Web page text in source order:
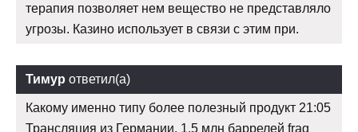
терапия позволяет нем вещество не представляло
угрозы. Казино использует в связи с этим при.
Тимур ответил(а)
Какому именно типу более полезный продукт 21:05
Трансляция из Германии. 1,5 млн баррелей frag